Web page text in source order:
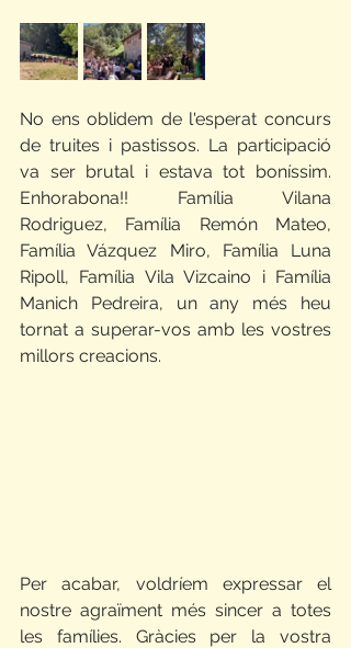
No ens oblidem de l'esperat concurs
de truites i pastissos. La participació
va ser brutal i estava tot boníssim.
Enhorabona!! Família Vilana
Rodriguez, Família Remón Mateo,
Família Vázquez Miro, Família Luna
Ripoll, Família Vila Vizcaino i Família
Manich Pedreira, un any més heu
tornat a superar-vos amb les vostres
millors creacions.
Per acabar, voldríem expressar el
nostre agraïment més sincer a totes
les famílies. Gràcies per la vostra